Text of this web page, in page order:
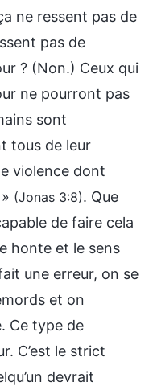
ne ressent pas de
pas de
? (Non.) Ceux qui
ne pourront pas
sont
tous de leur
violence dont
(Jonas 3:8). Que
de faire cela
honte et le sens
une erreur, on se
et on
Ce type de
C’est le strict
devrait